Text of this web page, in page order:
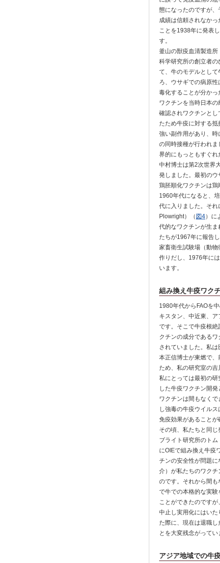
態になったのですが
成績は信頼されなか
ことを1938年に発表
す。
釜山の獣疫血清製造
科学研究所の創立者
て、牛のモデルとし
ろ、ウサギでの病原
毒化することが分か
ワクチンを当時日本
確認されワクチンと
たため牛疫に対する
強い副作用があり、
の同時接種が行われ
界的にもっともすぐ
中村博士は第2次世界
発しました。最初の
鶏胚順化ワクチンは
1960年代になると、
代に入りました。そ
Plowright）（ 図4）に
代的なワクチンが生
たちが1967年に報告
家畜衛生試験場（動
作りだし、1976年に
います。
組み換え牛疫ワク
1980年代からFAOを
キスタン、中近東、
です。そこで牛疫根
クチンの成分である
されていました。私
本正信博士が東燃で
ため、私の研究室の
私にとっては最初の
した牛疫ワクチン開
ワクチンは間もなく
し強毒の牛疫ウイル
免疫効果があること
その頃、私たちと同
ブライト研究所のト
にOIEで組み換え牛疫
チンの安全性が問題
介）が私たちのワク
のです。それから間
で牛での本格的な実
ことができたのです
中止し実用化にはい
た際に、現在は退職
とを大変残念がってい
アジア地域での牛